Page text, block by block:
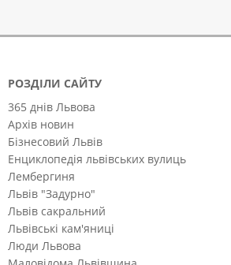
РОЗДІЛИ САЙТУ
365 днів Львова
Архів новин
Бізнесовий Львів
Енциклопедія львівських вулиць
Лембергиня
Львів "Задурно"
Львів сакральний
Львівські кам'яниці
Люди Львова